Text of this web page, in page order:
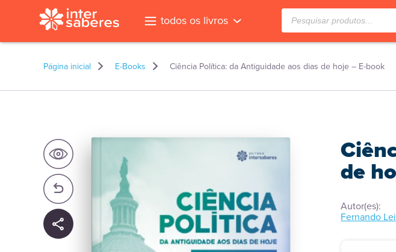
todos os livros
Pesquisar
produtos
Página inicial E-Books Ciência Política: da Antiguidade aos dias de hoje – E-book
de
Autor(es):
Fernando